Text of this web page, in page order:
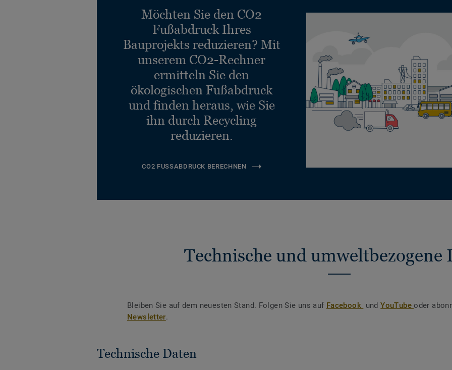
Möchten Sie den CO2
Fußabdruck Ihres
Bauprojekts reduzieren? Mit
unserem CO2-Rechner
ermitteln Sie den
ökologischen Fußabdruck
und finden heraus, wie Sie
ihn durch Recycling
reduzieren.
CO2 FUSSABDRUCK BERECHNEN
Technische und umweltbezogene
Bleiben Sie auf dem neuesten Stand. Folgen Sie uns auf Facebook undYouTubeoder
Newsletter.
Technische Daten